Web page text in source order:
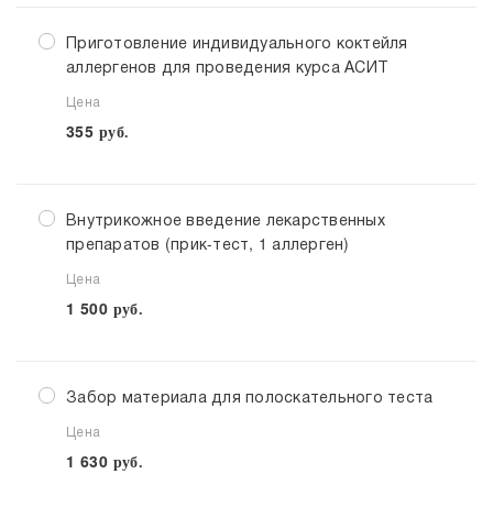
Приготовление индивидуального коктейля
аллергенов для проведения курса АСИТ
Цена
355 руб.
Внутрикожное введение лекарственных
препаратов (прик-тест, 1 аллерген)
Цена
1 500 руб.
Забор материала для полоскательного теста
Цена
1 630 руб.